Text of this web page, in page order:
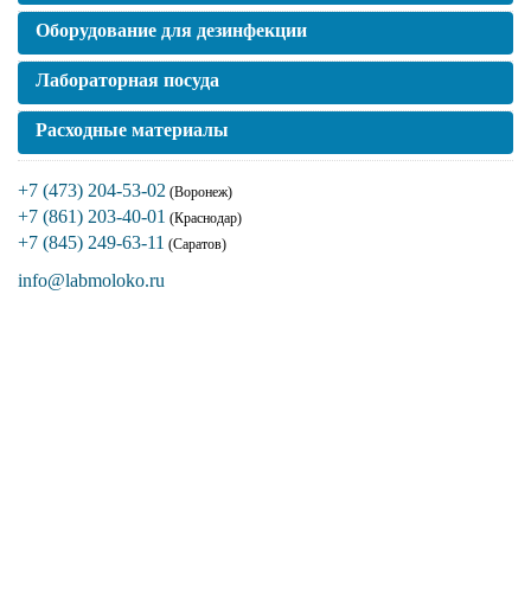
Оборудование для дезинфекции
Лабораторная посуда
Расходные материалы
+7 (473) 204-53-02 (Воронеж)
+7 (861) 203-40-01 (Краснодар)
+7 (845) 249-63-11 (Саратов)
info@labmoloko.ru